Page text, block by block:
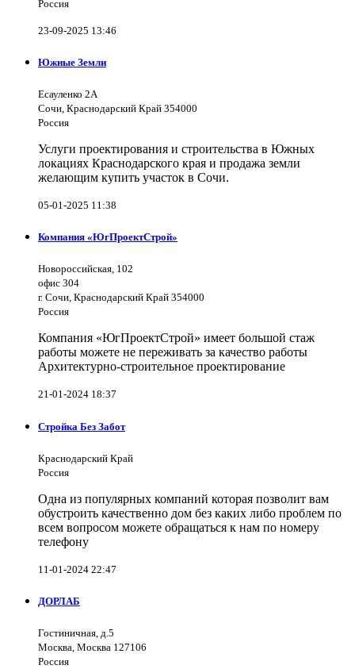
Россия
23-09-2025 13:46
Южные Земли
Есауленко 2А
Сочи, Краснодарский Край 354000
Россия
Услуги проектирования и строительства в Южных
локациях Краснодарского края и продажа земли
желающим купить участок в Сочи.
05-01-2025 11:38
Компания «ЮгПроектСтрой»
Новороссийская, 102
офис 304
г. Сочи, Краснодарский Край 354000
Россия
Компания «ЮгПроектСтрой» имеет большой стаж
работы можете не переживать за качество работы
Архитектурно-строительное проектирование
21-01-2024 18:37
Стройка Без Забот
Краснодарский Край
Россия
Одна из популярных компаний которая позволит вам
обустроить качественно дом без каких либо проблем по
всем вопросом можете обращаться к нам по номеру
телефону
11-01-2024 22:47
ДОРЛАБ
Гостиничная, д.5
Москва, Москва 127106
Россия